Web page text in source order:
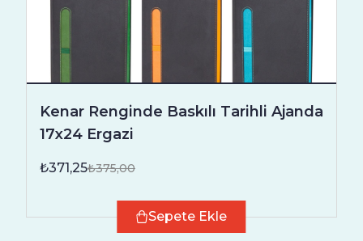
Kenar Renginde Baskılı Tarihli Ajanda
17x24 Ergazi
₺371,25₺375,00
Sepete Ekle